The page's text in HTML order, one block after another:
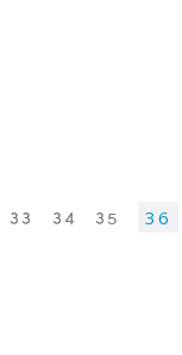
33 34 35 36